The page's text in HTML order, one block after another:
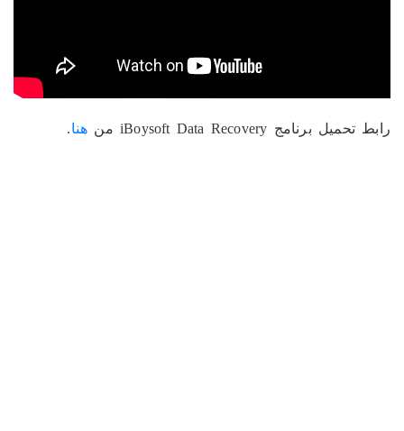
رابط تحميل برنامج iBoysoft Data Recovery من هنا.